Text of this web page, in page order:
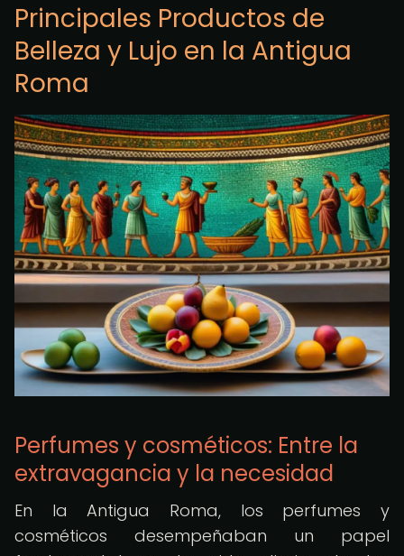
Principales Productos de
Belleza y Lujo en la Antigua
Roma
Perfumes y cosméticos: Entre la
extravagancia y la necesidad
En la Antigua Roma, los perfumes y
cosméticos desempeñaban un papel